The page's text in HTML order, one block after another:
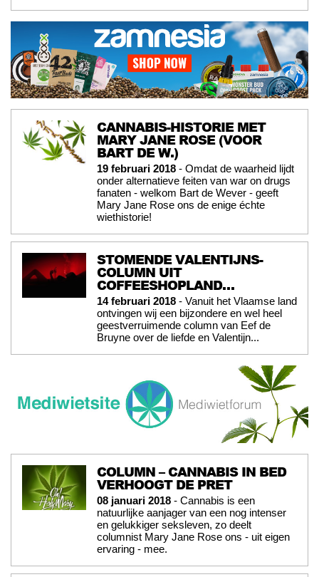
CANNABIS-HISTORIE MET
MARY JANE ROSE (VOOR
BART DE W.)
19 februari 2018 - Omdat de waarheid lijdt
onder alternatieve feiten van war on drugs
fanaten - welkom Bart de Wever - geeft
Mary Jane Rose ons de enige échte
wiethistorie!
STOMENDE VALENTIJNS-
COLUMN UIT
COFFEESHOPLAND…
14 februari 2018 - Vanuit het Vlaamse land
ontvingen wij een bijzondere en wel heel
geestverruimende column van Eef de
Bruyne over de liefde en Valentijn...
COLUMN – CANNABIS IN BED
VERHOOGT DE PRET
08 januari 2018 - Cannabis is een
natuurlijke aanjager van een nog intenser
en gelukkiger seksleven, zo deelt
columnist Mary Jane Rose ons - uit eigen
ervaring - mee.